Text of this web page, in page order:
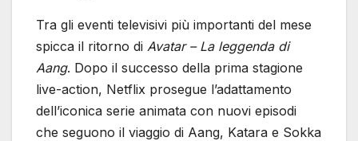
Tra gli eventi televisivi più importanti del mese
spicca il ritorno di Avatar – La leggenda di
Aang. Dopo il successo della prima stagione
live-action, Netflix prosegue l’adattamento
dell’iconica serie animata con nuovi episodi
che seguono il viaggio di Aang, Katara e Sokka